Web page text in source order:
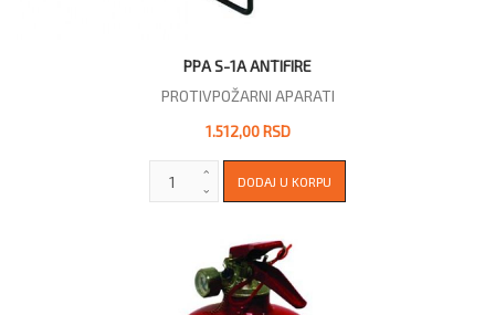
PPA S-1A ANTIFIRE
PROTIVPOŽARNI APARATI
1.512,00 RSD